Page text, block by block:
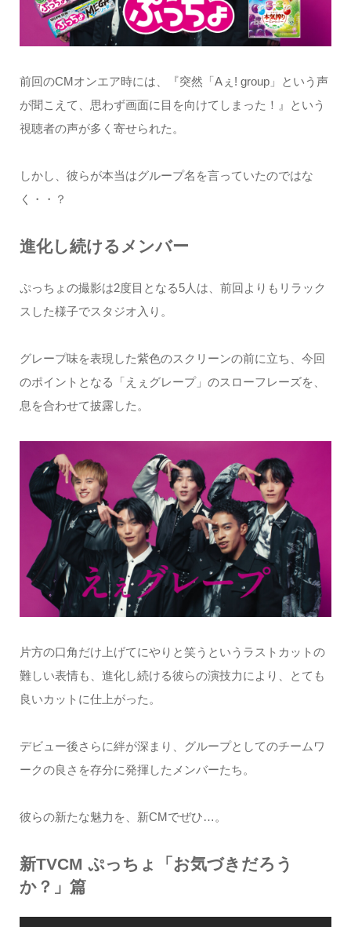
前回のCMオンエア時には、『突然「Aぇ! group」という声
が聞こえて、思わず画面に目を向けてしまった！』という
視聴者の声が多く寄せられた。
しかし、彼らが本当はグループ名を言っていたのではな
く・・？
進化し続けるメンバー
ぷっちょの撮影は2度目となる5人は、前回よりもリラック
スした様子でスタジオ入り。
グレープ味を表現した紫色のスクリーンの前に立ち、今回
のポイントとなる「えぇグレープ」のスローフレーズを、
息を合わせて披露した。
片方の口角だけ上げてにやりと笑うというラストカットの
難しい表情も、進化し続ける彼らの演技力により、とても
良いカットに仕上がった。
デビュー後さらに絆が深まり、グループとしてのチームワ
ークの良さを存分に発揮したメンバーたち。
彼らの新たな魅力を、新CMでぜひ…。
新TVCM ぷっちょ「お気づきだろう
か？」篇